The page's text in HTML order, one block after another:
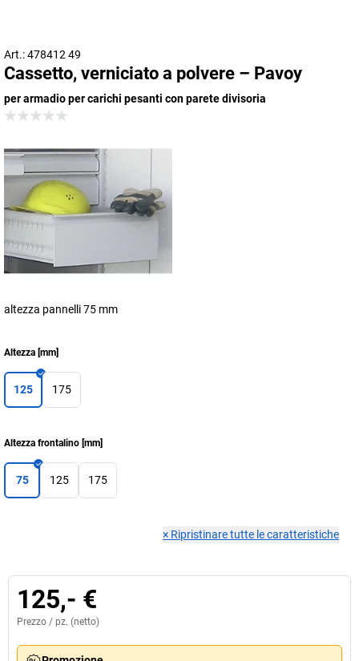
Art.: 478412 49
Cassetto, verniciato a polvere – Pavoy
per armadio per carichi pesanti con parete divisoria
altezza pannelli 75 mm
Altezza [mm]
125 175
Altezza frontalino [mm]
75 125 175
× Ripristinare tutte le caratteristiche
125,- €
Prezzo / pz. (netto)